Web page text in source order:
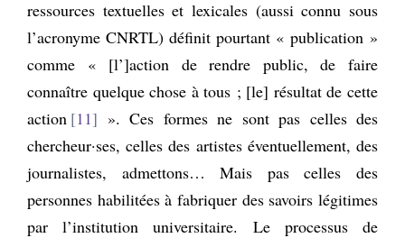
ressources textuelles et lexicales (aussi connu sous
l’acronyme CNRTL) définit pourtant « publication »
comme « [l’]action de rendre public, de faire
connaître quelque chose à tous ; [le] résultat de cette
action 11
». Ces formes ne sont pas celles des
chercheur·ses, celles des artistes éventuellement, des
journalistes, admettons… Mais pas celles des
personnes habilitées à fabriquer des savoirs légitimes
par l’institution universitaire. Le processus de